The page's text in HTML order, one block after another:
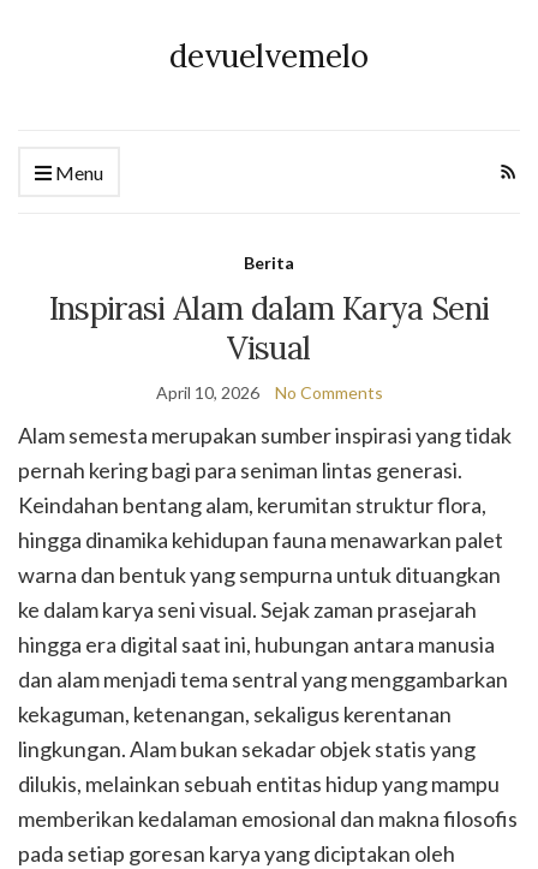
devuelvemelo
Menu
Berita
Inspirasi Alam dalam Karya Seni
Visual
April 10, 2026 No Comments
Alam semesta merupakan sumber inspirasi yang tidak
pernah kering bagi para seniman lintas generasi.
Keindahan bentang alam, kerumitan struktur flora,
hingga dinamika kehidupan fauna menawarkan palet
warna dan bentuk yang sempurna untuk dituangkan
ke dalam karya seni visual. Sejak zaman prasejarah
hingga era digital saat ini, hubungan antara manusia
dan alam menjadi tema sentral yang menggambarkan
kekaguman, ketenangan, sekaligus kerentanan
lingkungan. Alam bukan sekadar objek statis yang
dilukis, melainkan sebuah entitas hidup yang mampu
memberikan kedalaman emosional dan makna filosofis
pada setiap goresan karya yang diciptakan oleh